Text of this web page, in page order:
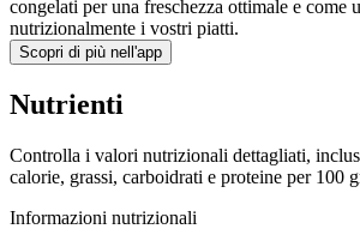
congelati per una freschezza ottimale e come
nutrizionalmente i vostri piatti.
Scopri di più nell'app
Nutrienti
Controlla i valori nutrizionali dettagliati,
calorie, grassi, carboidrati e proteine per 100
Informazioni nutrizionali